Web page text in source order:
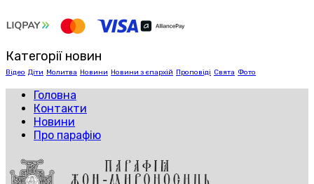
Категорії новин
Відео Діти Молитва Новини Новини з єпархій Проповіді Свята Фото
Головна
Контакти
Новини
Про парафію